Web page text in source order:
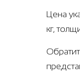
Цена
кг,